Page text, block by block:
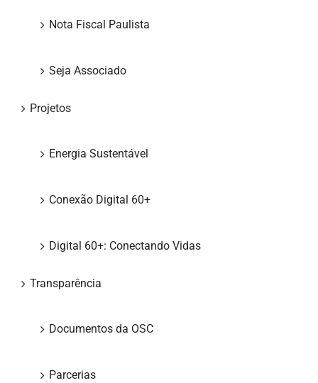
Nota Fiscal Paulista
Seja Associado
Projetos
Energia Sustentável
Conexão Digital 60+
Digital 60+: Conectando Vidas
Transparência
Documentos da OSC
Parcerias